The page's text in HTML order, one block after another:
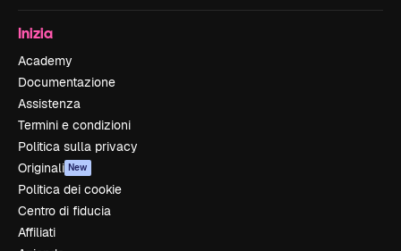
Inizia
Academy
Documentazione
Assistenza
Termini e condizioni
Politica sulla privacy
Originali New
Politica dei cookie
Centro di fiducia
Affiliati